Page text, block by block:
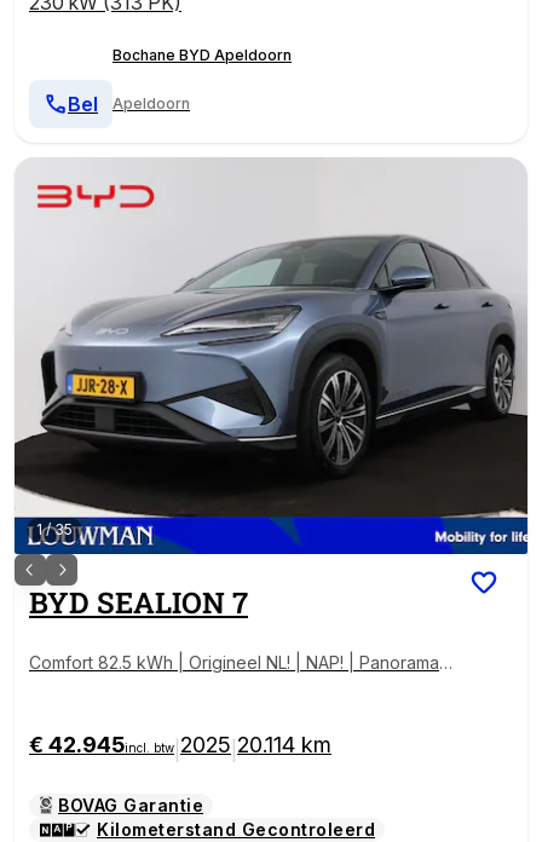
Bochane BYD Apeldoorn
Apeldoorn
Bel
1/35
BYD SEALION 7
Comfort 82.5 kWh | Origineel NL! | NAP! | Panoramad
€ 42.945incl. btw 2025 20.114 km
BOVAG Garantie
Kilometerstand Gecontroleerd